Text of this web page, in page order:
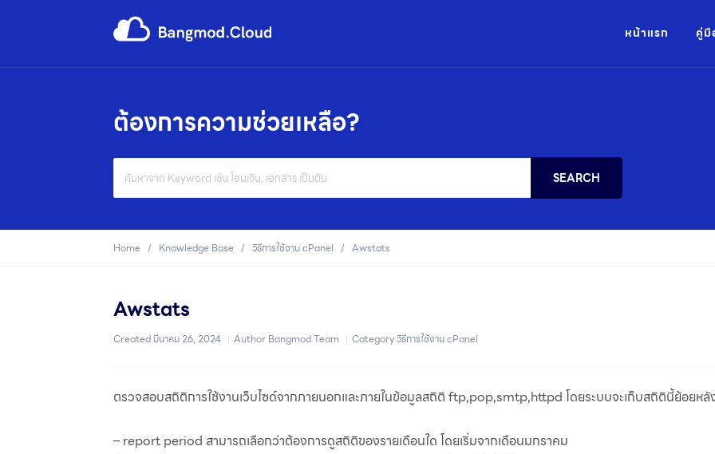
หน้าแรก คู่มื
ต้องการความช่วยเหลือ?
For
SEARCH
Home Knowledge Base วิธีการใช้งาน cPanel Awstats
Awstats
Created มีนาคม 26, 2024 Author Bangmod Team Categoryวิธีการใช้งาน cPanel
ตรวจสอบสถิติการใช้งานเว็บไซด์จากภายนอกและภายในข้อมูลสถิติ ftp,pop,smtp,httpd โดยระบบจะเก็บสถิตินี้ย้อยหลั
– report period สามารถเลือกว่าต้องการดูสถิติของรายเดือนใด โดยเริ่มจากเดือนมกราคม